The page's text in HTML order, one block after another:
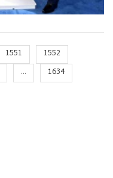
1551
1552
...
1634